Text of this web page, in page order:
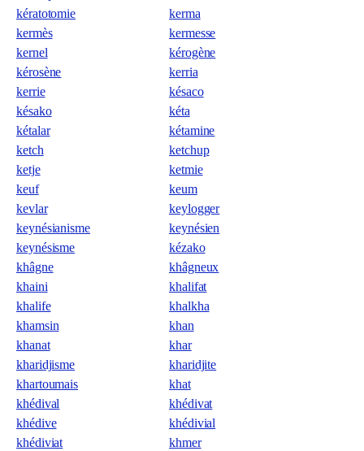
kératotomie
kerma
kermès
kermesse
kernel
kérogène
kérosène
kerria
kerrie
késaco
késako
kéta
kétalar
kétamine
ketch
ketchup
ketje
ketmie
keuf
keum
kevlar
keylogger
keynésianisme
keynésien
keynésisme
kézako
khâgne
khâgneux
khaini
khalifat
khalife
khalkha
khamsin
khan
khanat
khar
kharidjisme
kharidjite
khartoumais
khat
khédival
khédivat
khédive
khédivial
khédiviat
khmer